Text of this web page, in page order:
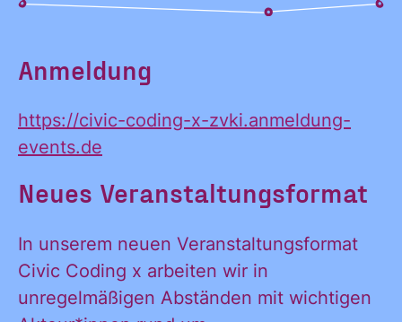
Anmeldung
https://civic-coding-x-zvki.anmeldung-
events.de
Neues Veranstaltungsformat
In unserem neuen Veranstaltungsformat
Civic Coding x arbeiten wir in
unregelmäßigen Abständen mit wichtigen